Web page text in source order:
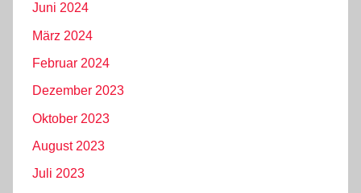
Juni 2024
März 2024
Februar 2024
Dezember 2023
Oktober 2023
August 2023
Juli 2023